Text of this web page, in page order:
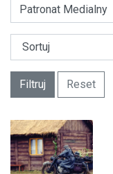
Patronat Medialny
Filtruj Reset